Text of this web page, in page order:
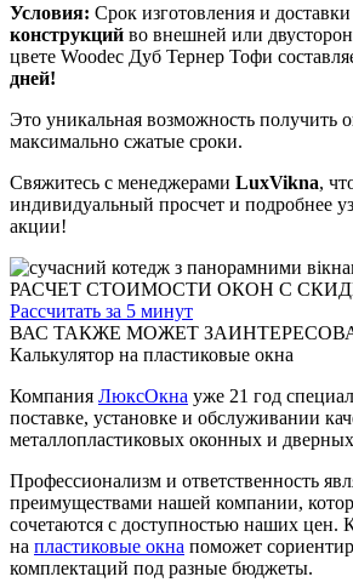
Условия: Срок изготовления и доставки
конструкций во внешней или
цвете Woodec Дуб Тернер Тофи
дней!
Это уникальная возможность получить
максимально сжатые сроки.
Свяжитесь с менеджерами LuxVikna,
индивидуальный просчет и подробнее
акции!
РАСЧЕТ СТОИМОСТИ ОКОН С
Рассчитать за 5 минут
ВАС ТАКЖЕ МОЖЕТ
Калькулятор на пластиковые окна
Компания ЛюксОкна уже 21 год
поставке, установке и обслуживании
металлопластиковых оконных и
Профессионализм и ответственность
преимуществами нашей компании,
сочетаются с доступностью наших цен.
на пластиковые окна поможет
комплектаций под разные бюджеты.